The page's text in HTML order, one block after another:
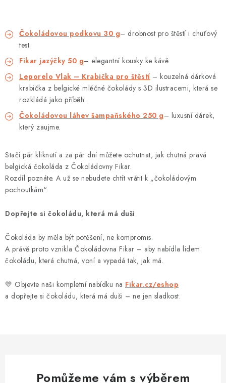
Čokoládovou podkovu 30 g– drobnost pro štěstí i chuťový
test.
Fikar jazýčky 50 g– elegantní kousky ke kávě.
Leporelo Vlak – Krabička pro štěstí – kouzelná dárková
krabička z belgické mléčné čokolády s 3D ilustracemi, která se
rozkládá jako příběh.
Čokoládovou láhev šampaňského 250 g– luxusní dárek,
který zaujme.
Stačí pár kliknutí a za pár dní můžete ochutnat, jak chutná pravá
belgická čokoláda z Čokoládovny Fikar.
Rozdíl poznáte. A už se nebudete chtít vrátit k „čokoládovým
pochoutkám“.
Dopřejte si čokoládu, která má duši
Čokoláda by měla být potěšení, ne kompromis.
A právě proto vznikla Čokoládovna Fikar – aby nabídla lidem
čokoládu, která chutná, voní a vypadá tak, jak má.
💛 Objevte naši kompletní nabídku na Fikar.cz/eshop
a dopřejte si čokoládu, která má duši – ne jen sladkost.
Pomůžeme vám s výběrem